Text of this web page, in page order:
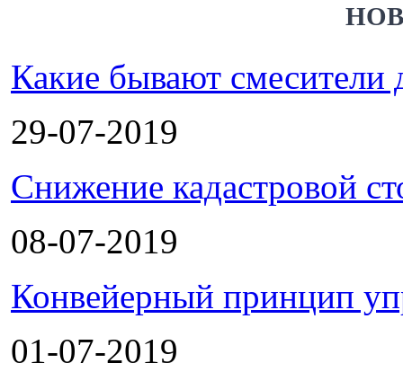
Какие бывают смесители
29-07-2019
Снижение кадастровой
08-07-2019
Конвейерный принцип
01-07-2019